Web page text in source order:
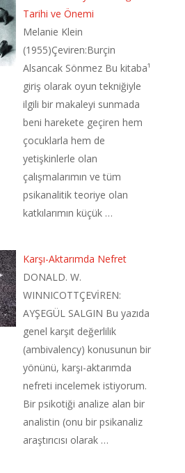
Tarihi ve Önemi
Melanie Klein
(1955)Çeviren:Burçin
Alsancak Sönmez Bu kitaba¹
giriş olarak oyun tekniğiyle
ilgili bir makaleyi sunmada
beni harekete geçiren hem
çocuklarla hem de
yetişkinlerle olan
çalışmalarımın ve tüm
psikanalitik teoriye olan
katkılarımın küçük …
Karşı-Aktarımda Nefret
DONALD. W.
WINNICOTTÇEVİREN:
AYŞEGÜL SALGIN Bu yazıda
genel karşıt değerlilik
(ambivalency) konusunun bir
yönünü, karşı-aktarımda
nefreti incelemek istiyorum.
Bir psikotiği analize alan bir
analistin (onu bir psikanaliz
araştırıcısı olarak …